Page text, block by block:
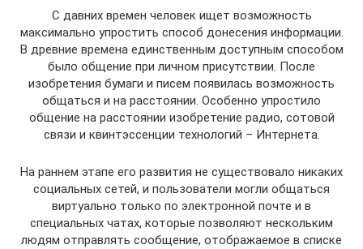
С давних времен человек ищет возможность
максимально упростить способ донесения информации.
В древние времена единственным доступным способом
было общение при личном присутствии. После
изобретения бумаги и писем появилась возможность
общаться и на расстоянии. Особенно упростило
общение на расстоянии изобретение радио, сотовой
связи и квинтэссенции технологий – Интернета.
На раннем этапе его развития не существовало никаких
социальных сетей, и пользователи могли общаться
виртуально только по электронной почте и в
специальных чатах, которые позволяют нескольким
людям отправлять сообщение, отображаемое в списке